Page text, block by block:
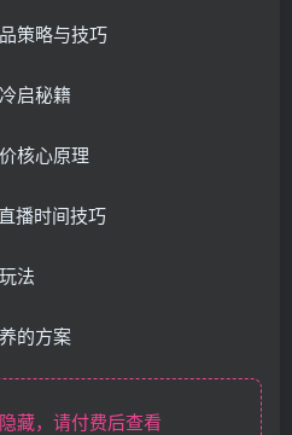
策略与技巧
启秘籍
核心原理
播时间技巧
法
的方案
藏，请付费后查看